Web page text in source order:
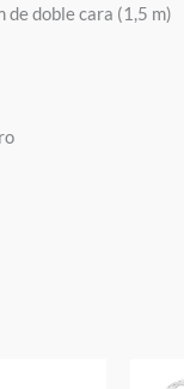
de doble cara (1,5 m)